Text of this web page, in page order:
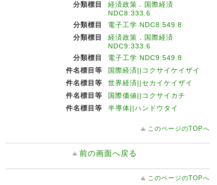
分類標目
経済政策．国際経済
NDC8:333.6
分類標目
電子工学 NDC8:549.8
分類標目
経済政策．国際経済
NDC9:333.6
分類標目
電子工学 NDC9:549.8
件名標目等
国際経済||コクサイケイザイ
件名標目等
世界経済||セカイケイザイ
件名標目等
国際価値||コクサイカチ
件名標目等
半導体||ハンドウタイ
このページのTOPへ
前の画面へ戻る
このページのTOPへ